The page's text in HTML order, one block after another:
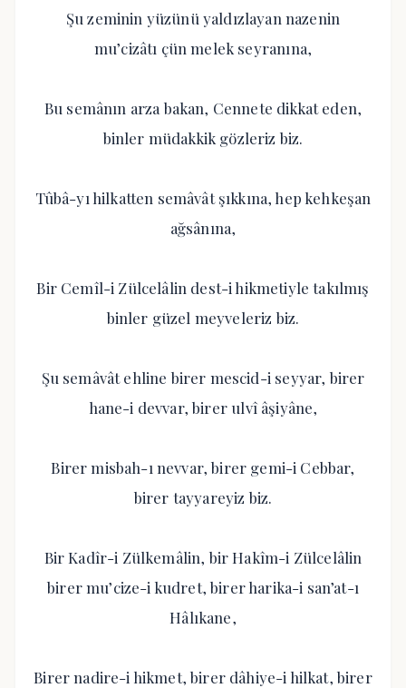
Şu zeminin yüzünü yaldızlayan nazenin
mu’cizâtı çün melek seyranına,
Bu semânın arza bakan, Cennete dikkat eden,
binler müdakkik gözleriz biz.
Tûbâ-yı hilkatten semâvât şıkkına, hep kehkeşan
ağsânına,
Bir Cemîl-i Zülcelâlin dest-i hikmetiyle takılmış
binler güzel meyveleriz biz.
Şu semâvât ehline birer mescid-i seyyar, birer
hane-i devvar, birer ulvî âşiyâne,
Birer misbah-ı nevvar, birer gemi-i Cebbar,
birer tayyareyiz biz.
Bir Kadîr-i Zülkemâlin, bir Hakîm-i Zülcelâlin
birer mu’cize-i kudret, birer harika-i san’at-ı
Hâlıkane,
Birer nadire-i hikmet, birer dâhiye-i hilkat, birer